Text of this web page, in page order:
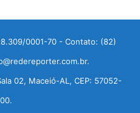
0001-70 - Contato: (82)
02, Maceió-AL, CEP: 57052-